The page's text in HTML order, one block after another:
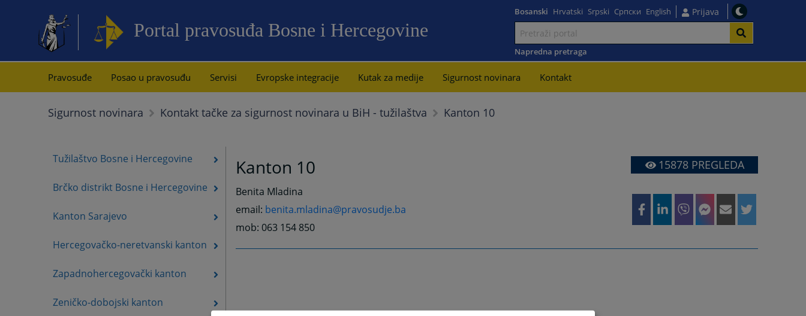
Portal pravosuđa Bosne i Hercegovine
sadržaj
Bosanski Hrvatski Srpski Српски English Prijava
Napredna pretraga
Pravosuđe Posao u pravosuđu Servisi Evropske integracije Kutak za medije Sigurnost novinara Kontakt
Sigurnost novinara Kontakt tačke za sigurnost novinara u BiH - tužilaštva Kanton 10
Tužilaštvo Bosne i Hercegovine
Brčko distrikt Bosne i Hercegovine
Kanton Sarajevo
Hercegovačko-neretvanski kanton
Zapadnohercegovački kanton
Zeničko-dobojski kanton
Kanton 10
Benita Mladina
email: benita.mladina@pravosudje.ba
mob: 063 154 850
15878PREGLEDA